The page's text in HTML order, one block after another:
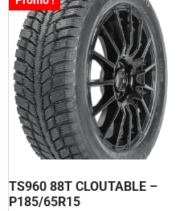
TS960 88T CLOUTABLE –
P185/65R15